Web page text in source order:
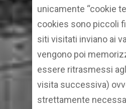
unicamente “cookie
cookies sono piccoli
siti visitati inviano ai
vengono poi
essere ritrasmessi
visita successiva)
strettamente